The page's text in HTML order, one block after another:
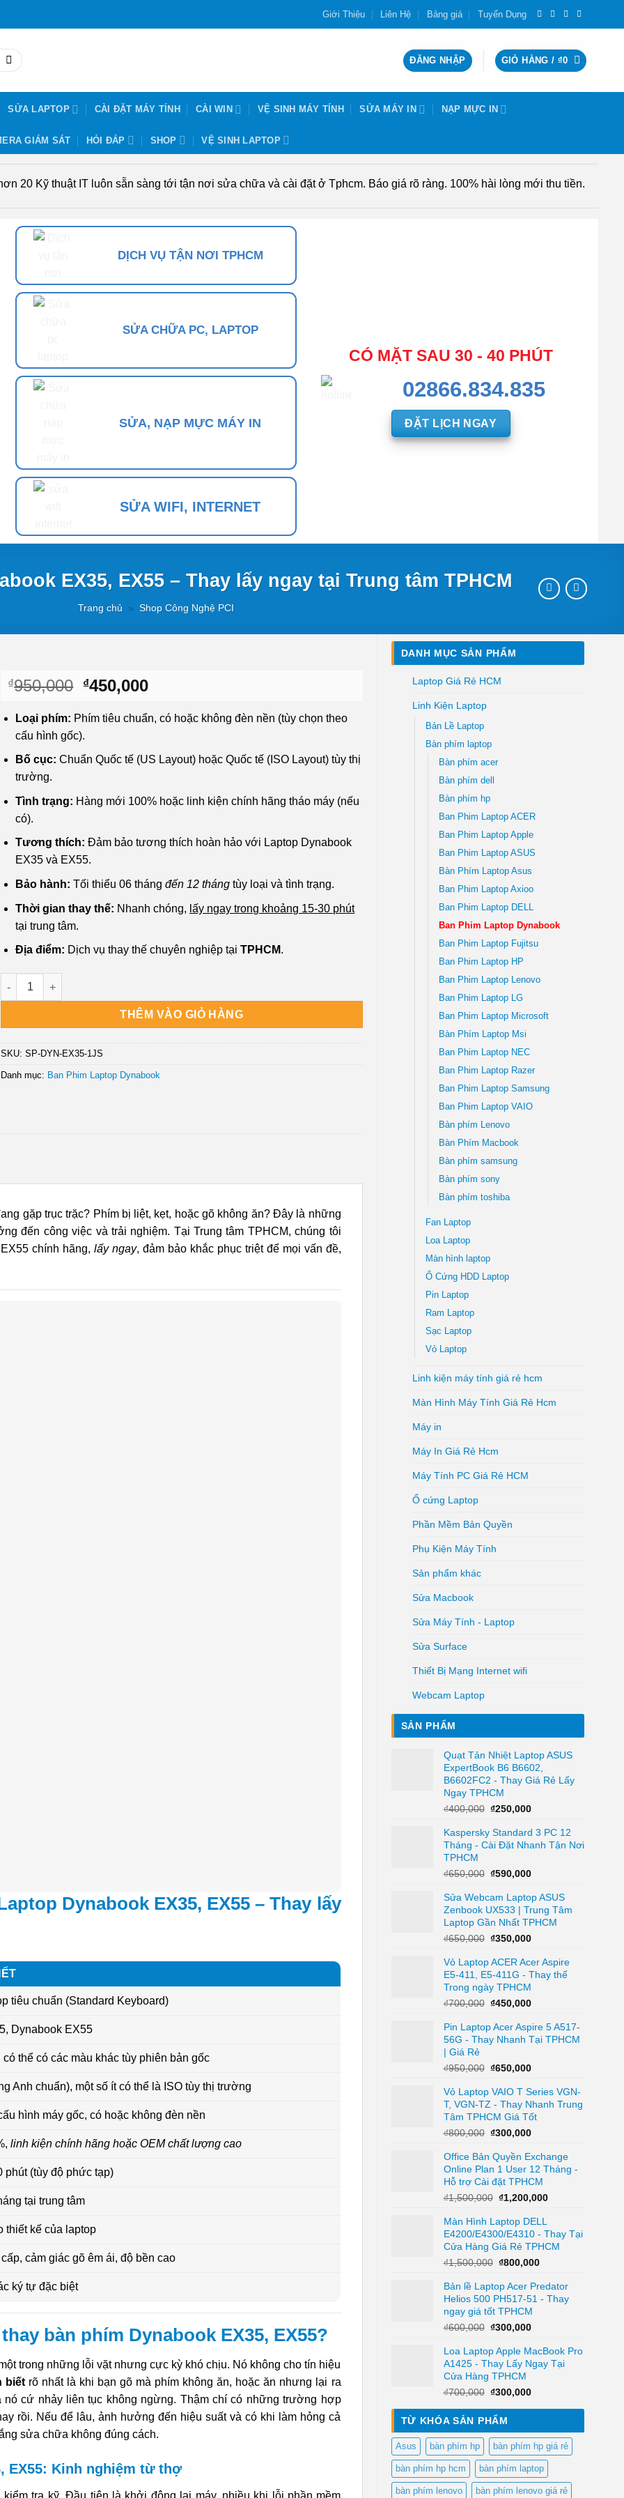
Giới Thiệu Liên Hệ Bảng giá Tuyển Dụng
ĐĂNG NHẬP GIỎ HÀNG / ₫0
SỬA LAPTOP CÀI ĐẶT MÁY TÍNH CÀI WIN VỆ SINH MÁY TÍNH SỬA MÁY IN NẠP MỰC IN
GIÁM SÁT HỎI ĐÁP SHOP VỆ SINH LAPTOP
20 Kỹ thuật IT luôn sẵn sàng tới tận nơi sửa chữa và cài đặt ở Tphcm. Báo giá rõ ràng. 100% hài lòng mới thu tiền.
DỊCH VỤ TẬN NƠI TPHCM
SỬA CHỮA PC, LAPTOP
SỬA, NẠP MỰC MÁY IN
SỬA WIFI, INTERNET
CÓ MẶT SAU 30 - 40 PHÚT
02866.834.835
ĐẶT LỊCH NGAY
EX35, EX55 – Thay lấy ngay tại Trung tâm TPHCM
Trang chủ » Shop Công Nghệ PCI
DANH MỤC SẢN PHẨM
Laptop Giá Rẻ HCM
Linh Kiện Laptop
Bản Lề Laptop
Bàn phím laptop
Bàn phím acer
Bàn phím dell
Bàn phím hp
Ban Phim Laptop ACER
Ban Phim Laptop Apple
Ban Phim Laptop ASUS
Bàn Phím Laptop Asus
Ban Phim Laptop Axioo
Ban Phim Laptop DELL
Ban Phim Laptop Dynabook
Ban Phim Laptop Fujitsu
Ban Phim Laptop HP
Ban Phim Laptop Lenovo
Ban Phim Laptop LG
Ban Phim Laptop Microsoft
Bàn Phím Laptop Msi
Ban Phim Laptop NEC
Ban Phim Laptop Razer
Ban Phim Laptop Samsung
Ban Phim Laptop VAIO
Bàn phím Lenovo
Bàn Phím Macbook
Bàn phím samsung
Bàn phím sony
Bàn phím toshiba
Fan Laptop
Loa Laptop
Màn hình laptop
Ổ Cứng HDD Laptop
Pin Laptop
Ram Laptop
Sạc Laptop
Vỏ Laptop
Linh kiện máy tính giá rẻ hcm
Màn Hình Máy Tính Giá Rẻ Hcm
Máy in
Máy In Giá Rẻ Hcm
Máy Tính PC Giá Rẻ HCM
Ổ cứng Laptop
Phần Mềm Bản Quyền
Phụ Kiện Máy Tính
Sản phẩm khác
Sửa Macbook
Sửa Máy Tính - Laptop
Sửa Surface
Thiết Bị Mạng Internet wifi
Webcam Laptop
SẢN PHẨM
Quạt Tản Nhiệt Laptop ASUS
ExpertBook B6 B6602,
B6602FC2 - Thay Giá Rẻ Lấy
Ngay TPHCM
₫400,000 Giá
là:
₫400,000.
₫250,000Giá
tại
là:
Kaspersky Standard 3 PC 12
Tháng - Cài Đặt Nhanh Tận Nơi
TPHCM
₫650,000 Giá
là:
₫650,000.
₫590,000Giá
tại
là:
₫590,000.
Sửa Webcam Laptop ASUS
Zenbook UX533 | Trung Tâm
Laptop Gần Nhất TPHCM
₫650,000 Giá
là:
₫650,000.
₫350,000Giá
tại
là:
Vỏ Laptop ACER Acer Aspire
E5-411, E5-411G - Thay thế
Trong ngày TPHCM
₫700,000 Giá
là:
₫700,000.
₫450,000Giá
tại
là:
Pin Laptop Acer Aspire 5 A517-
56G - Thay Nhanh Tại TPHCM
| Giá Rẻ
₫950,000 Giá
là:
₫950,000.
₫650,000Giá
tại
là:
₫650,000.
Vỏ Laptop VAIO T Series VGN-
T, VGN-TZ - Thay Nhanh Trung
Tâm TPHCM Giá Tốt
₫800,000 Giá
là:
₫800,000.
₫300,000Giá
tại
là:
₫300,000.
Office Bản Quyền Exchange
Online Plan 1 User 12 Tháng -
Hỗ trợ Cài đặt TPHCM
₫1,500,000 Giá
là:
₫1,500,000.
₫1,200,000Giá
tại
là:
₫1,200,000.
Màn Hình Laptop DELL
E4200/E4300/E4310 - Thay Tại
Cửa Hàng Giá Rẻ TPHCM
₫1,500,000 Giá
là:
₫1,500,000.
₫800,000Giá
tại
là:
Bản lề Laptop Acer Predator
Helios 500 PH517-51 - Thay
ngay giá tốt TPHCM
₫600,000 Giá
là:
₫600,000.
₫300,000Giá
tại
là:
Loa Laptop Apple MacBook Pro
A1425 - Thay Lấy Ngay Tại
Cửa Hàng TPHCM
₫700,000 Giá
là:
₫300,000Giá
₫300,000.
TỪ KHÓA SẢN PHẨM
Asus bàn phím hp bàn phím hp giá rẻ
bàn phím hp hcm bàn phím laptop
bàn phím lenovo bàn phím lenovo giá rẻ
₫950,000 Giá
là:
₫950,000.
₫450,000Giá
tại
₫450,000.
Loại phím: Phím tiêu chuẩn, có hoặc không đèn nền (tùy chọn theo
cấu hình gốc).
Bố cục: Chuẩn Quốc tế (US Layout) hoặc Quốc tế (ISO Layout) tùy thị
trường.
Tình trạng: Hàng mới 100% hoặc linh kiện chính hãng tháo máy (nếu
có).
Tương thích: Đảm bảo tương thích hoàn hảo với Laptop Dynabook
EX35 và EX55.
Bảo hành: Tối thiểu 06 thángđến 12 tháng tùy loại và tình trạng.
Thời gian thay thế: Nhanh chóng, lấy ngay trong khoảng 15-30 phút
tại trung tâm.
Địa điểm: Dịch vụ thay thế chuyên nghiệp tạiTPHCM.
Bàn phím Laptop Dynabook EX35, EX55 - Thay lấy ngay tại Trung tâm TPHCM số lượng
THÊM VÀO GIỎ HÀNG
SKU:SP-DYN-EX35-1JS
Danh mục: Ban Phim Laptop Dynabook
gặp trục trặc? Phím bị liệt, kẹt, hoặc gõ không ăn? Đây là những
đến công việc và trải nghiệm. Tại Trung tâm TPHCM, chúng tôi
chính hãng,lấy ngay, đảm bảo khắc phục triệt để mọi vấn đề,
Dynabook EX35, EX55 – Thay lấy
tiêu chuẩn (Standard Keyboard)
Dynabook EX55
thể có các màu khác tùy phiên bản gốc
Anh chuẩn), một số ít có thể là ISO tùy thị trường
hình máy gốc, có hoặc không đèn nền
linh kiện chính hãng hoặc OEM chất lượng cao
phút (tùy độ phức tạp)
tại trung tâm
thiết kế của laptop
cảm giác gõ êm ái, độ bền cao
ký tự đặc biệt
bàn phím Dynabook EX35, EX55?
trong những lỗi vặt nhưng cực kỳ khó chịu. Nó không cho tín hiệu
biếtrõ nhất là khi bạn gõ mà phím không ăn, hoặc ăn nhưng lại ra
cứ nhảy liên tục không ngừng. Thậm chí có những trường hợp
rồi. Nếu để lâu, ảnh hưởng đến hiệu suất và có khi làm hỏng cả
sửa chữa không đúng cách.
EX55: Kinh nghiệm từ thợ
tra kỹ. Đầu tiên là khởi động lại máy, nhiều khi lỗi phần mềm